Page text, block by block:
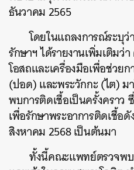
ธันวาคม 2565
โดยในแถลงการณ์ระบุ
รักษาฯ ได้รายงานเพิ่มเติม
โอสถและเครื่องมือเพื่อช่วย
(ปอด) และพระวักกะ (ไต)
พบการติดเชื้อเป็นครั้งคราว
เพื่อรักษาพระอาการติดเชื้อ
สิงหาคม 2568 เป็นต้นมา
ทั้งนี้คณะแพทย์ตรวจพบ